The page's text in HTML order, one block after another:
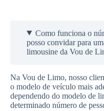
Como funciona o
posso convidar para
limousine da Vou de
Na Vou de Limo, nosso
o modelo de veículo mais
dependendo do modelo de
determinado número de